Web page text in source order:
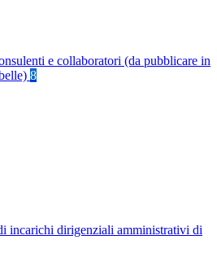
e collaboratori (da pubblicare in
8
incarichi dirigenziali amministrativi di